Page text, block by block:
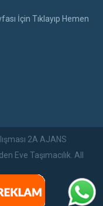
İçin Tıklayıp Hemen
2A AJANS
Eve Taşımacılık. All